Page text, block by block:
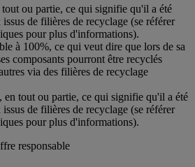
ou partie, ce qui signifie qu'il a été
de filières de recyclage (se référer
pour plus d'informations).
à 100%, ce qui veut dire que lors de sa
composants pourront être recyclés
via des filières de recyclage
tout ou partie, ce qui signifie qu'il a été
de filières de recyclage (se référer